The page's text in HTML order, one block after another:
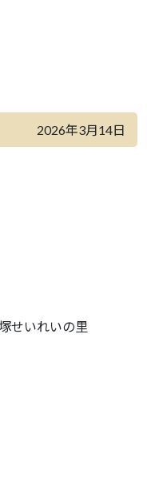
2026年3月14日
せいれいの里